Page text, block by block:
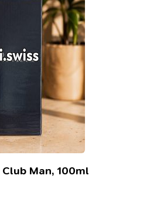
Man, 100ml